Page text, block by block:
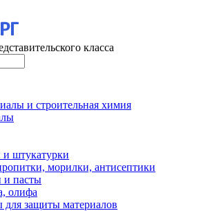
класса
и строительная химия
и штукатурки
морилки, антисептики
и пасты
олифа
защиты материалов